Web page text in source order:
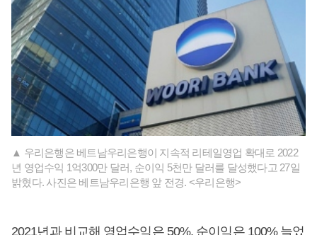
▲ 우리은행은 베트남우리은행이 지속적 리테일영업 확대로 2022
년 영업수익 1억300만 달러, 순이익 5천만 달러를 달성했다고 27일
밝혔다. 사진은 베트남우리은행 앞 전경. <우리은행>
2021년과 비교해 영업수익은 50%, 순이익은 100% 늘었